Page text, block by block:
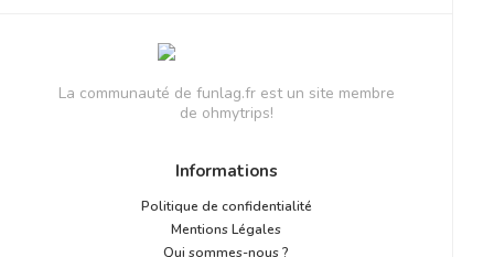
La communauté de funlag.fr est un site membre
de ohmytrips!
Informations
Politique de confidentialité
Mentions Légales
Qui sommes-nous ?